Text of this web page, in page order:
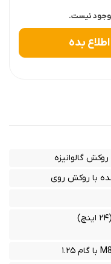
نیست.
بده
روکش گالوانیزه
با روکش روی